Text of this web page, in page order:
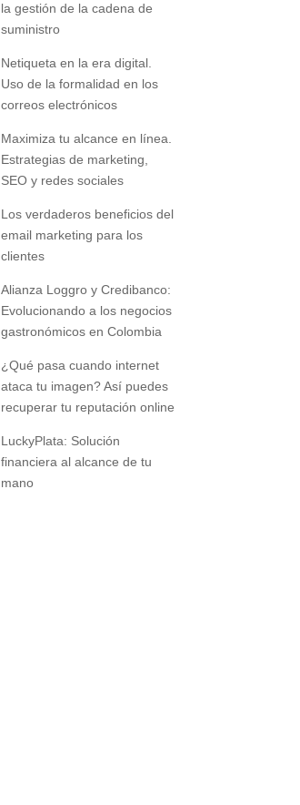
la gestión de la cadena de
suministro
Netiqueta en la era digital.
Uso de la formalidad en los
correos electrónicos
Maximiza tu alcance en línea.
Estrategias de marketing,
SEO y redes sociales
Los verdaderos beneficios del
email marketing para los
clientes
Alianza Loggro y Credibanco:
Evolucionando a los negocios
gastronómicos en Colombia
¿Qué pasa cuando internet
ataca tu imagen? Así puedes
recuperar tu reputación online
LuckyPlata: Solución
financiera al alcance de tu
mano